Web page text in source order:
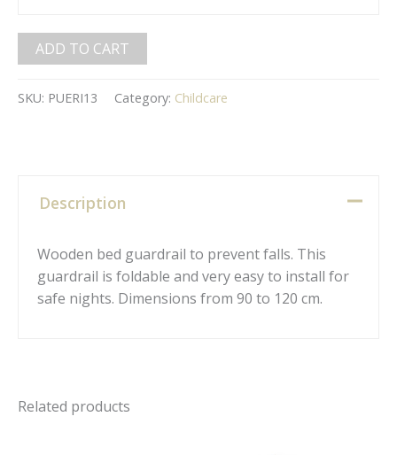
ADD TO CART
SKU: PUERI13 Category: Childcare
Description
Wooden bed guardrail to prevent falls. This
guardrail is foldable and very easy to install for
safe nights. Dimensions from 90 to 120 cm.
Related products